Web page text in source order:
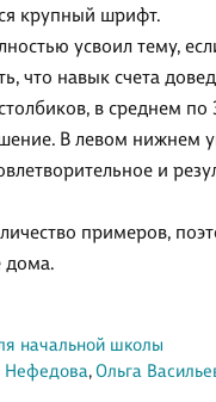
крупный шрифт.
усвоил тему,
что навык счета
в среднем по
В левом нижнем
и
примеров,
дома.
начальной школы
Нефедова,Ольга